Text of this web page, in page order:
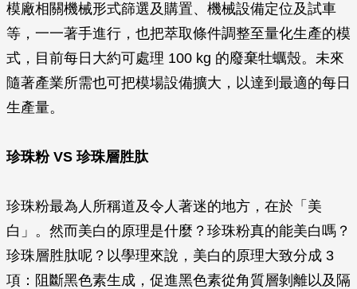
模廠相關機械形式篩選及購置、機械設備定位及試車
等，一一著手進行，也把萃取條件調整至量化生產的模
式，目前每日大約可處理 100 kg 的廢棄牡蠣殼。未來
隨著產業所需也可把模場設備擴大，以達到最適的每日
生產量。
珍珠粉 VS 珍珠層胜肽
珍珠粉最為人所稱道及令人著迷的地方，在於「美
白」。然而美白的原理是什麼？珍珠粉真的能美白嗎？
珍珠層胜肽呢？以學理來說，美白的原理大致分成 3
項：阻斷黑色素生成，促進黑色素從角質層剝離以及隔